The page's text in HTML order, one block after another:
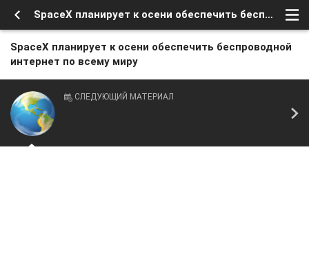
SpaceX планирует к осени обеспечить беспроводной интернет по всему миру
SpaceX планирует к осени обеспечить беспроводной
интернет по всему миру
СЛЕДУЮЩИЙ МАТЕРИАЛ